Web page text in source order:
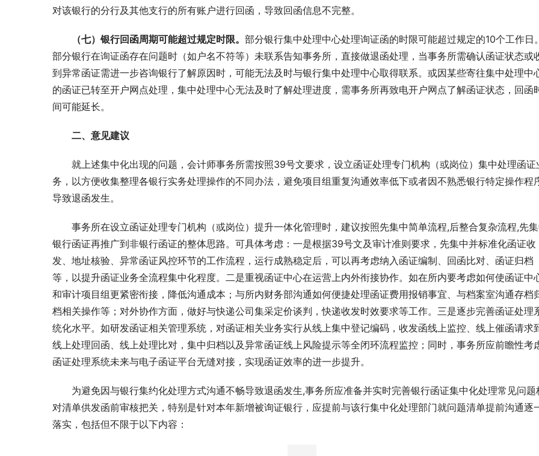
对该银行的分行及其他支行的所有账户进行回函，导致回函信息不完整。
（七）银行回函周期可能超过规定时限。 部分银行集中处理中心处理询证函的时限可能超过规定的10个工作日。
部分银行在询证函存在问题时（如户名不符等）未联系告知事务所，直接做退函处理，当事务所需确认函证状态或
到异常函证需进一步咨询银行了解原因时，可能无法及时与银行集中处理中心取得联系。或因某些寄往集中处理中
的函证已转至开户网点处理，集中处理中心无法及时了解处理进度，需事务所再致电开户网点了解函证状态，回函
间可能延长。
二、意见建议
就上述集中化出现的问题，会计师事务所需按照39号文要求，设立函证处理专门机构（或岗位）集中处理函证
务，以方便收集整理各银行实务处理操作的不同办法，避免项目组重复沟通效率低下或者因不熟悉银行特定操作程
导致退函发生。
事务所在设立函证处理专门机构（或岗位）提升一体化管理时，建议按照先集中简单流程,后整合复杂流程,先
银行函证再推广到非银行函证的整体思路。可具体考虑：一是根据39号文及审计准则要求，先集中并标准化函证收
发、地址核验、异常函证风控环节的工作流程，运行成熟稳定后，可以再考虑纳入函证编制、回函比对、函证归档
等，以提升函证业务全流程集中化程度。二是重视函证中心在运营上内外衔接协作。如在所内要考虑如何使函证中
和审计项目组更紧密衔接，降低沟通成本；与所内财务部沟通如何便捷处理函证费用报销事宜、与档案室沟通存档
档相关操作等；对外协作方面，做好与快递公司集采定价谈判，快递收发时效要求等工作。三是逐步完善函证处理
统化水平。如研发函证相关管理系统，对函证相关业务实行从线上集中登记编码，收发函线上监控、线上催函请求
线上处理回函、线上处理比对，集中归档以及异常函证线上风险提示等全闭环流程监控；同时，事务所应前瞻性考
函证处理系统未来与电子函证平台无缝对接，实现函证效率的进一步提升。
为避免因与银行集约化处理方式沟通不畅导致退函发生,事务所应准备并实时完善银行函证集中化处理常见问题
对清单供发函前审核把关，特别是针对本年新增被询证银行，应提前与该行集中化处理部门就问题清单提前沟通逐
落实，包括但不限于以下内容：